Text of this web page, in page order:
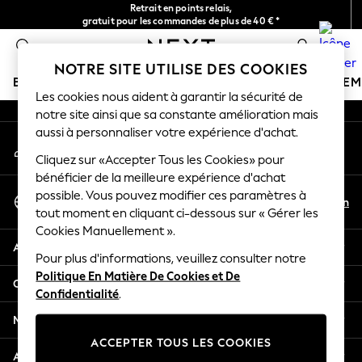
Retrait en points relais,
gratuit pour les commandes de plus de 40 € *
Livraison en 2-3 jours ouvrés*
BOUTIQUE VACANCES
HOLIDAY SHOP
Women's Holiday Shop
All Swimwear
All Beachwear
Bags & Accessories
Beach Dresses & Kaftans
Dresses
Flip Flops
Sliders
Jumpsuits & Playsuits
Linen Collection
Sandals
An error occurred on client
Nos réseaux sociaux
Mon compte
Connexion à votre compte
Sélectionnez Votre Langue
Français
En
Aide
Confidentialité et mentions légales
Ministères
Autres services
NOTRE SITE UTILISE DES COOKIES
Les cookies nous aident à garantir la sécurité de
notre site ainsi que sa constante amélioration mais
aussi à personnaliser votre expérience d'achat.
Cliquez sur «Accepter Tous les Cookies» pour
bénéficier de la meilleure expérience d'achat
possible. Vous pouvez modifier ces paramètres à
tout moment en cliquant ci-dessous sur « Gérer les
Cookies Manuellement ».
Pour plus d'informations, veuillez consulter notre
Politique En Matière De Cookies et De
Confidentialité.
ACCEPTER TOUS LES COOKIES